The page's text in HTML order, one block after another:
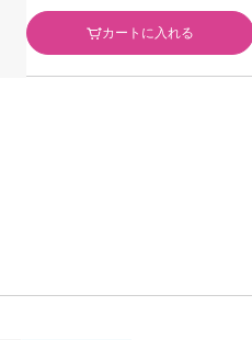
カートに入れる